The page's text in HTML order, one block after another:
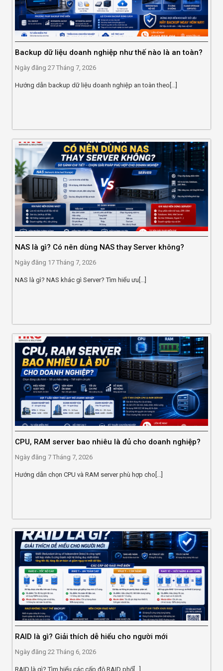
Backup dữ liệu doanh nghiệp như thế nào là an toàn?
Ngày đăng 27 Tháng 7, 2026
Hướng dẫn backup dữ liệu doanh nghiệp an toàn theo[...]
NAS là gì? Có nên dùng NAS thay Server không?
Ngày đăng 17 Tháng 7, 2026
NAS là gì? NAS khác gì Server? Tìm hiểu ưu[...]
CPU, RAM server bao nhiêu là đủ cho doanh nghiệp?
Ngày đăng 7 Tháng 7, 2026
Hướng dẫn chọn CPU và RAM server phù hợp cho[...]
RAID là gì? Giải thích dễ hiểu cho người mới
Ngày đăng 22 Tháng 6, 2026
RAID là gì? Tìm hiểu các cấp độ RAID phổ[...]